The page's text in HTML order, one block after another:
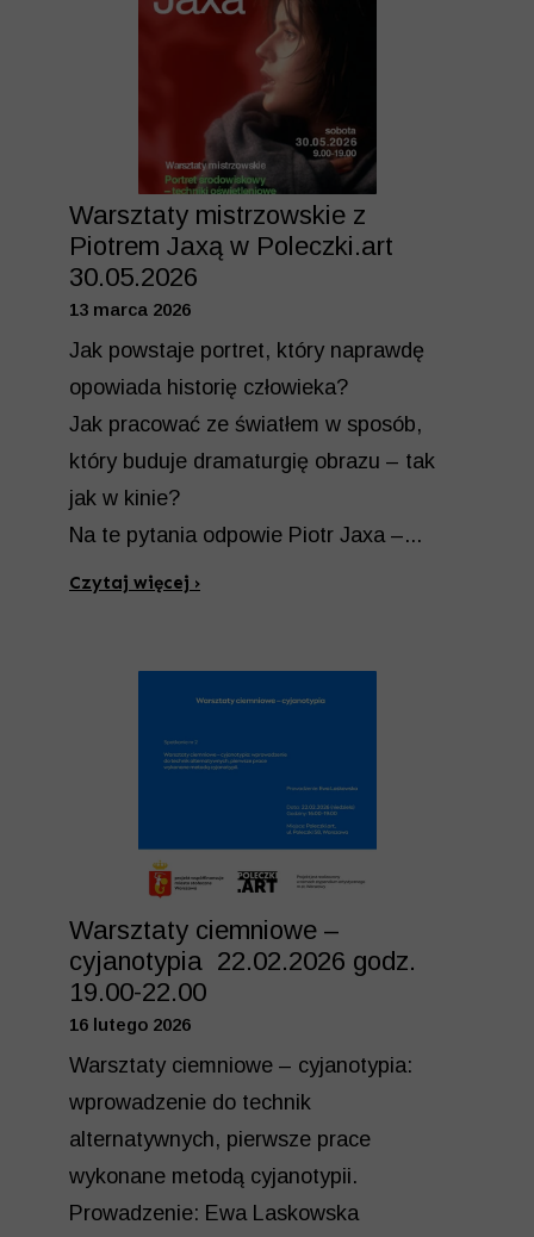
Warsztaty mistrzowskie z
Piotrem Jaxą w Poleczki.art
30.05.2026
13 marca 2026
Jak powstaje portret, który naprawdę
opowiada historię człowieka?
Jak pracować ze światłem w sposób,
który buduje dramaturgię obrazu – tak
jak w kinie?
Na te pytania odpowie Piotr Jaxa –...
Czytaj więcej ›
Warsztaty ciemniowe –
cyjanotypia 22.02.2026 godz.
19.00-22.00
16 lutego 2026
Warsztaty ciemniowe – cyjanotypia:
wprowadzenie do technik
alternatywnych, pierwsze prace
wykonane metodą cyjanotypii.
Prowadzenie: Ewa Laskowska